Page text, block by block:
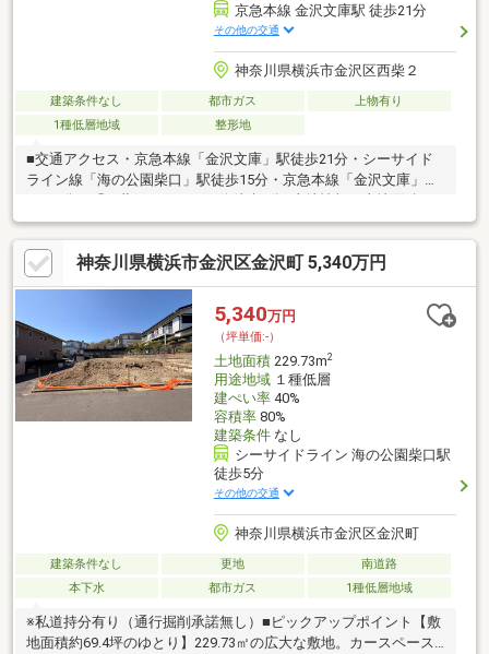
京急本線 金沢文庫駅 徒歩21分
その他の交通
神奈川県横浜市金沢区西柴２
建築条件なし 都市ガス
上物有り
1種低層地域
整形地
■交通アクセス・京急本線「金沢文庫」駅徒歩21分・シーサイド
ライン線「海の公園柴口」駅徒歩15分・京急本線「金沢文庫」駅
221.00㎡（約66.85坪）・南東側接道 幅員約6.4ｍ／接面約11.5
ｍ・建築条件付土地ではありません。 お好きなハウスメーカ
ー・工務店で建築できます！・第一種低層住居専用地域・閑静な
住宅街のため、住環境良好です！・建ぺい率40％・容積率80％
神奈川県横浜市金沢区金沢町 5,340万円
5,340万円
（坪単価:-）
土地面積229.73m2
用途地域１種低層
建ぺい率40%
容積率80%
建築条件なし
シーサイドライン 海の公園柴口駅
徒歩5分
その他の交通
神奈川県横浜市金沢区金沢町
建築条件なし 更地
南道路
本下水
都市ガス 1種低層地域
※私道持分有り（通行掘削承諾無し）■ピックアップポイント【敷
地面積約69.4坪のゆとり】229.73㎡の広大な敷地。カースペース